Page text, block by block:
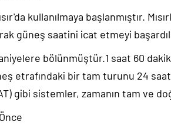
kullanılmaya başlanmıştır.
güneş saatini icat etmeyi
bölünmüştür.1 saat 60
etrafındaki bir tam turunu 24
gibi sistemler, zamanın tam ve